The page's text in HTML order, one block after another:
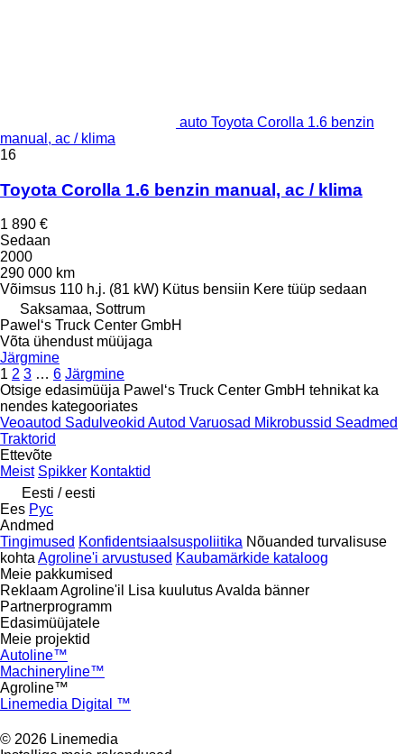
auto Toyota Corolla 1.6 benzin
manual, ac / klima
16
Toyota Corolla 1.6 benzin manual, ac / klima
1 890 €
Sedaan
2000
290 000 km
Võimsus 110 h.j. (81 kW) Kütus bensiin Kere tüüp sedaan
Saksamaa, Sottrum
Pawel‘s Truck Center GmbH
Võta ühendust müüjaga
Järgmine
1 2 3 … 6 Järgmine
Otsige edasimüüja Pawel‘s Truck Center GmbH tehnikat ka
nendes kategooriates
Veoautod Sadulveokid Autod Varuosad Mikrobussid Seadmed
Traktorid
Ettevõte
Meist Spikker Kontaktid
Eesti / eesti
Ees Рус
Andmed
Tingimused Konfidentsiaalsuspoliitika Nõuanded turvalisuse
kohta Agroline'i arvustused Kaubamärkide kataloog
Meie pakkumised
Reklaam Agroline'il
Lisa kuulutusAvalda bänner
Partnerprogramm
Edasimüüjatele
Meie projektid
Autoline™
Machineryline™
Agroline™
Linemedia Digital ™
© 2026 Linemedia